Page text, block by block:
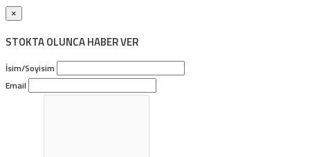
×
STOKTA OLUNCA HABER VER
İsim/Soyisim
Email